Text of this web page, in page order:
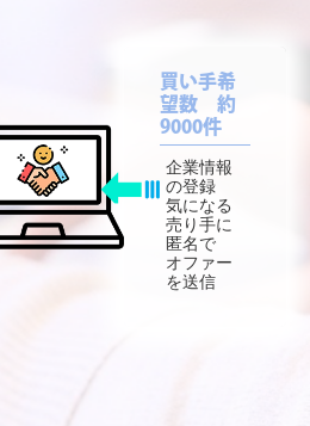
買い手希
望数 約
9000件
企業情報
の登録
気になる
売り手に
匿名で
オファー
を送信